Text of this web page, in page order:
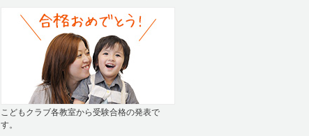
こどもクラブ各教室から受験合格の発表で
す。